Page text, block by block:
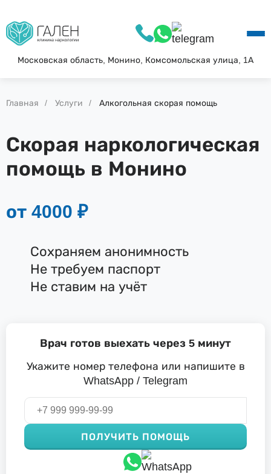
Московская область, Монино, Комсомольская улица, 1А
О КЛИНИКЕ
УСЛУГИ
КОНТАКТЫ
Главная Услуги Алкогольная скорая помощь
Скорая наркологическая
помощь в Монино
от 4000 ₽
Сохраняем анонимность
Не требуем паспорт
Не ставим на учёт
Врач готов выехать через 5 минут
Укажите номер телефона или напишите в
WhatsApp / Telegram
ПОЛУЧИТЬ ПОМОЩЬ